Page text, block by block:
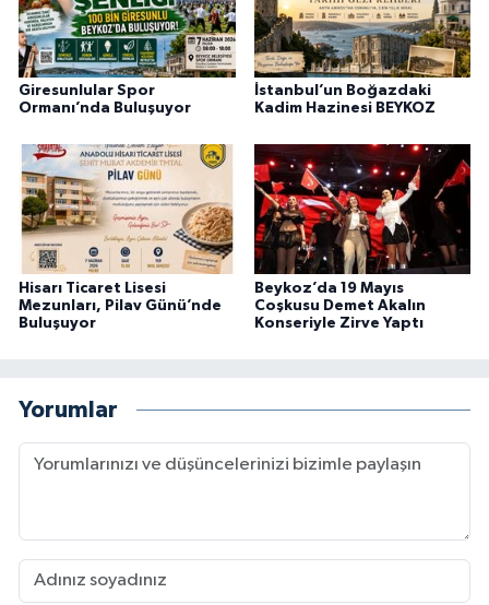
Giresunlular Spor
Ormanı’nda Buluşuyor
İstanbul’un Boğazdaki
Kadim Hazinesi BEYKOZ
Hisarı Ticaret Lisesi
Mezunları, Pilav Günü’nde
Buluşuyor
Beykoz’da 19 Mayıs
Coşkusu Demet Akalın
Konseriyle Zirve Yaptı
Yorumlar